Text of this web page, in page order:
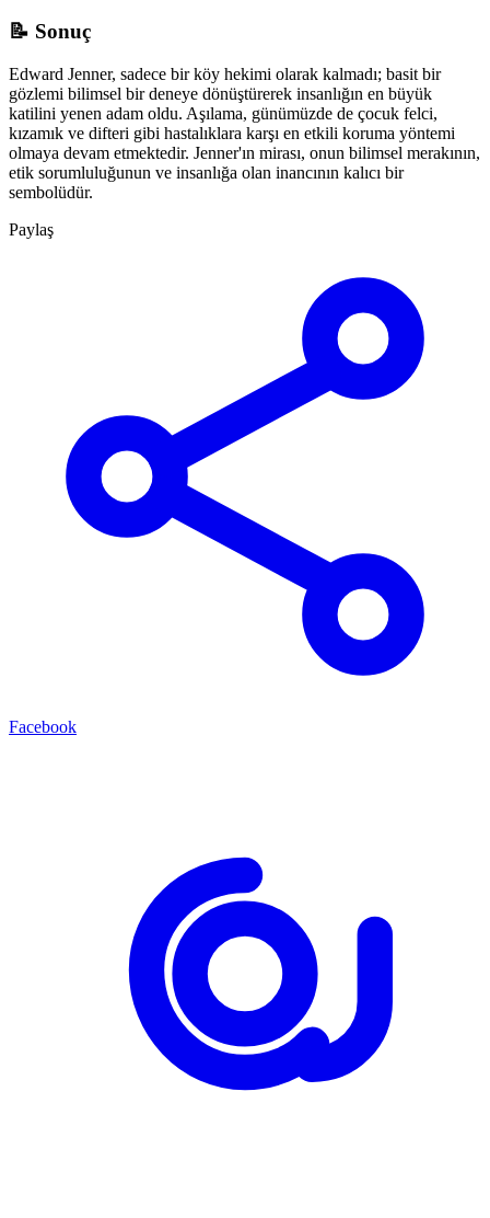
📝 Sonuç
Edward Jenner, sadece bir köy hekimi olarak kalmadı; basit bir
gözlemi bilimsel bir deneye dönüştürerek insanlığın en büyük
katilini yenen adam oldu. Aşılama, günümüzde de çocuk felci,
kızamık ve difteri gibi hastalıklara karşı en etkili koruma yöntemi
olmaya devam etmektedir. Jenner'ın mirası, onun bilimsel merakının,
etik sorumluluğunun ve insanlığa olan inancının kalıcı bir
sembolüdür.
Paylaş
Facebook